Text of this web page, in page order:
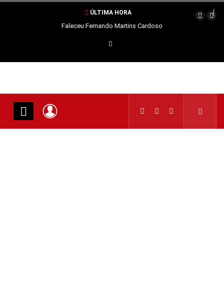
ÚLTIMA HORA
Faleceu Fernando Martins Cardoso